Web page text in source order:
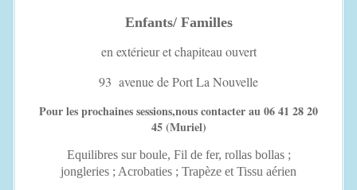
Enfants/ Familles
en extérieur et chapiteau ouvert
93 avenue de Port La Nouvelle
Pour les prochaines sessions,nous contacter au 06 41 28 20
45 (Muriel)
Equilibres sur boule, Fil de fer, rollas bollas ;
jongleries ; Acrobaties ; Trapèze et Tissu aérien